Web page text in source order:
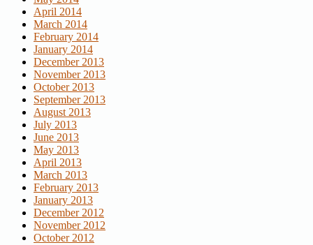
April 2014
March 2014
February 2014
January 2014
December 2013
November 2013
October 2013
September 2013
August 2013
July 2013
June 2013
May 2013
April 2013
March 2013
February 2013
January 2013
December 2012
November 2012
October 2012